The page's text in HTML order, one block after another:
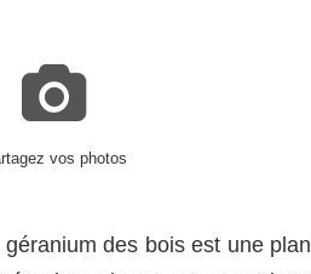
vos photos
géranium des bois est une